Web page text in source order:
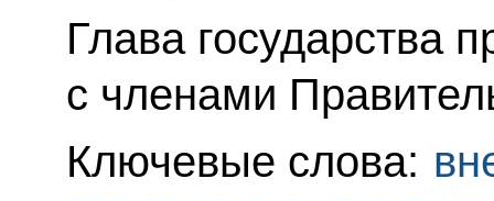
Глава государства
с членами
Ключевые слова: